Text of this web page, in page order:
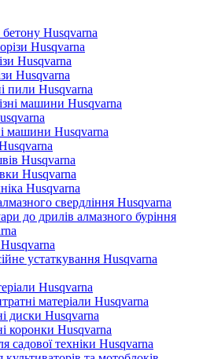
бетону Husqvarna
Husqvarna
Husqvarna
Husqvarna
пили Husqvarna
машини Husqvarna
машини Husqvarna
Husqvarna
Husqvarna
Husqvarna
свердління Husqvarna
до дрилів алмазного буріння
устаткування Husqvarna
Husqvarna
матеріали Husqvarna
диски Husqvarna
коронки Husqvarna
садової техніки Husqvarna